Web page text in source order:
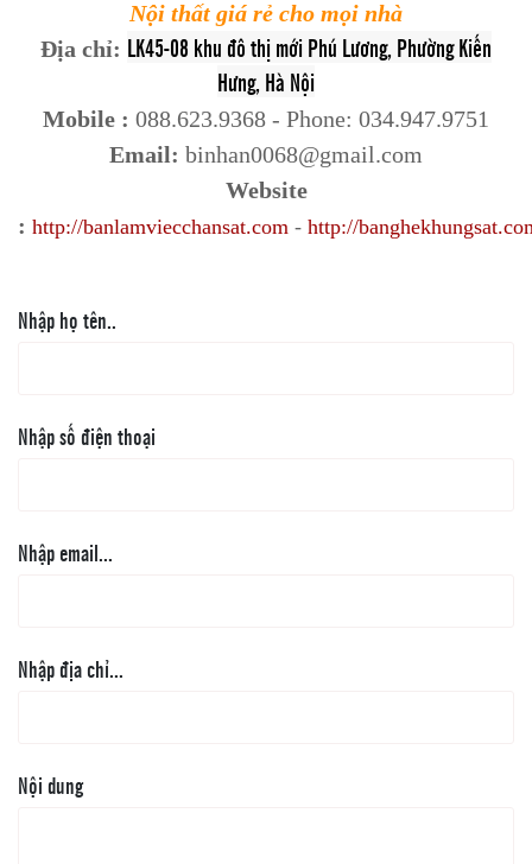
Nội thất giá rẻ cho mọi nhà
Địa chỉ: LK45-08 khu đô thị mới Phú Lương, Phường Kiến
Hưng, Hà Nội
Mobile : 088.623.9368 - Phone: 034.947.9751
Email: binhan0068@gmail.com
Website
: http://banlamviecchansat.com - http://
Nhập họ tên..
Nhập số điện thoại
Nhập email...
Nhập địa chỉ...
Nội dung